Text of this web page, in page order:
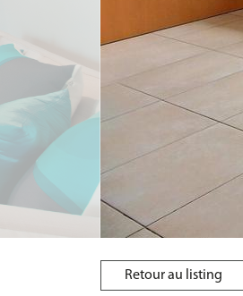
Retour au listing